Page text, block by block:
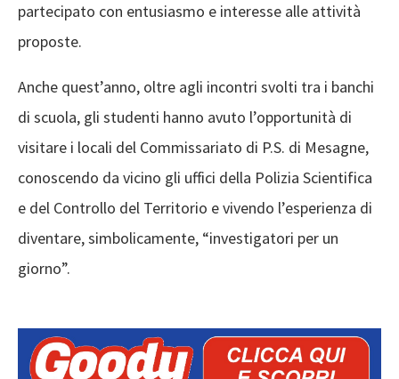
partecipato con entusiasmo e interesse alle attività
proposte.
Anche quest’anno, oltre agli incontri svolti tra i banchi
di scuola, gli studenti hanno avuto l’opportunità di
visitare i locali del Commissariato di P.S. di Mesagne,
conoscendo da vicino gli uffici della Polizia Scientifica
e del Controllo del Territorio e vivendo l’esperienza di
diventare, simbolicamente, “investigatori per un
giorno”.